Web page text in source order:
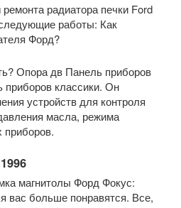
радиатора печки Ford
работы: Как
Форд?
Опора дв Панель приборов
классики. Он
устройств для контроля
масла, режима
приборов.
магнитолы Форд Фокус:
вас больше понравятся. Все,